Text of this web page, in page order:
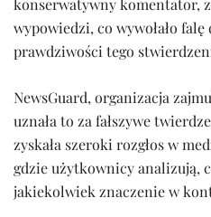
konserwatywny komentator,
wypowiedzi, co wywołało
prawdziwości tego
NewsGuard, organizacja
uznała to za fałszywe
zyskała szeroki rozgłos w
gdzie użytkownicy analizują,
jakiekolwiek znaczenie w